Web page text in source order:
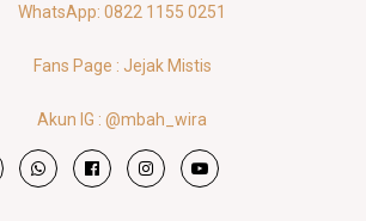
WhatsApp: 0822 1155 0251
Fans Page : Jejak Mistis
Akun IG : @mbah_wira